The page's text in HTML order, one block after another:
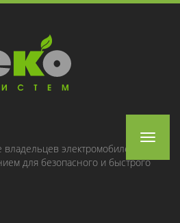
Toggle
электромобилей
для безопасного и быстрого